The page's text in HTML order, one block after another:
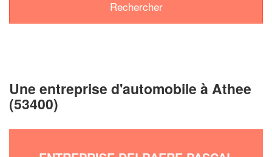
Une entreprise d'automobile à Athee
(53400)
En